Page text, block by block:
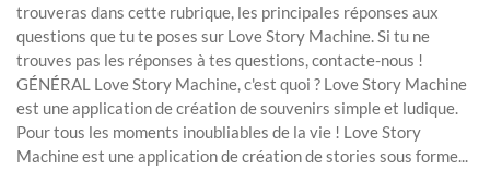
trouveras dans cette rubrique, les principales réponses aux
questions que tu te poses sur Love Story Machine. Si tu ne
trouves pas les réponses à tes questions, contacte-nous !
GÉNÉRAL Love Story Machine, c'est quoi ? Love Story Machine
est une application de création de souvenirs simple et ludique.
Pour tous les moments inoubliables de la vie ! Love Story
Machine est une application de création de stories sous forme...